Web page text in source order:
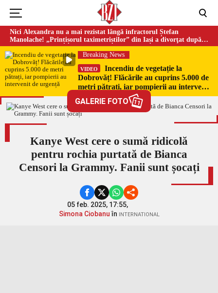
Nici Alexandra nu a mai rezistat lângă infractorul Ștefan
Manolache! „Prințișorul taximetriștilor” din Iași a divorţat după
doi ani de căsnicie
Breaking News
VIDEO
Incendiu de vegetație la
Dobrovăț! Flăcările au cuprins 5.000 de
metri pătrați, iar pompierii au intervenit
GALERIE FOTO 11
Kanye West cere o sumă ridicolă
pentru rochia purtată de Bianca
Censori la Grammy. Fanii sunt șocați
05 feb. 2025, 17:55,
Simona Ciobanuîn INTERNATIONAL